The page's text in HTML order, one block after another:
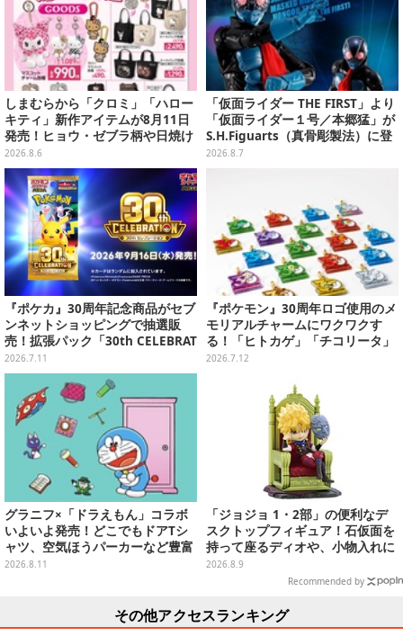
しまむらから「クロミ」「ハロー
キティ」新作アイテムが8月11日
発売！ヒョウ・ゼブラ柄や日焼け
デザインの可愛い雑貨・アパレル
など多数
2026.8.6
「仮面ライダー THE FIRST」より
「仮面ライダー１号／本郷猛」が
S.H.Figuarts（真骨彫製法）に登
場！8月18日より予約受付開始
2026.8.7
『ポケカ』30周年記念商品がセブ
ンネットショッピングで抽選販
売！拡張パック「30th CELEBRAT
ION」と「エーフィ・ブラッキー
セット」が対象
2026.7.11
『ポケモン』30周年ロゴ使用のメ
モリアルチャームにワクワクす
る！「ヒトカゲ」「チコリータ」
たち御三家や、幻のポケモンも揃
2026.7.12
グラニフ×「ドラえもん」コラボ
いよいよ発売！どこでもドアTシ
ャツ、空気ほうパーカーなど豊富
なデザイン
2026.8.11
「ジョジョ 1・2部」の便利なデ
スクトップフィギュア！石仮面を
持って座るディオや、小物入れに
なるツェペリなどズラリ
2026.8.9
Recommended by
その他アクセスランキング